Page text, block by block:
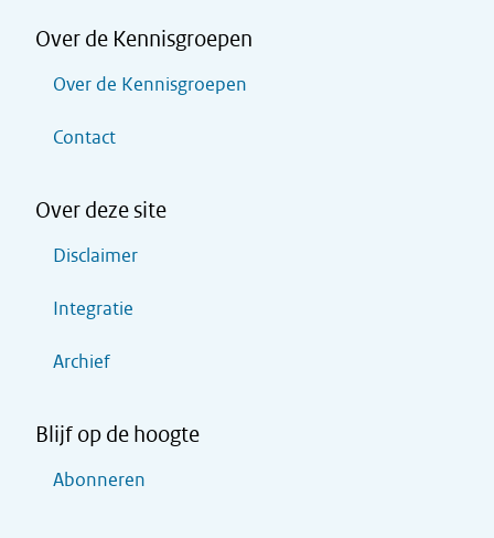
Over de Kennisgroepen
Over de Kennisgroepen
Contact
Over deze site
Disclaimer
Integratie
Archief
Blijf op de hoogte
Abonneren